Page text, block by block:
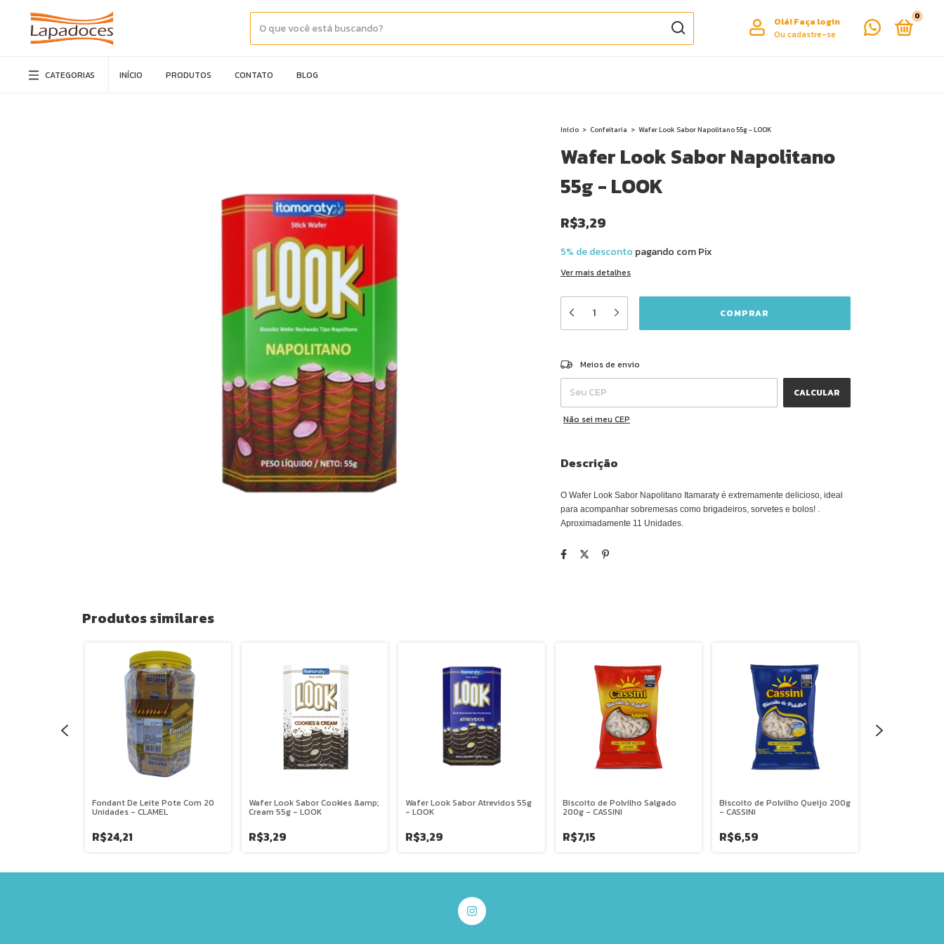
Olá!Faça login
Ou cadastre-se
0
CATEGORIAS INÍCIO PRODUTOS CONTATO BLOG
Início > Confeitaria > Wafer Look Sabor Napolitano 55g - LOOK
Wafer Look Sabor Napolitano
55g - LOOK
R$3,29
5% de desconto pagando com Pix
Ver mais detalhes
Entregas para o CEP:
Meios de envio
CALCULAR
Não sei meu CEP
Descrição
O Wafer Look Sabor Napolitano Itamaraty é extremamente delicioso, ideal
para acompanhar sobremesas como brigadeiros, sorvetes e bolos! .
Aproximadamente 11 Unidades.
Produtos similares
Fondant De Leite Pote Com 20
Unidades - CLAMEL
R$24,21
Wafer Look Sabor Cookies &amp;
Cream 55g - LOOK
R$3,29
Wafer Look Sabor Atrevidos 55g
- LOOK
R$3,29
Biscoito de Polvilho Salgado
200g - CASSINI
R$7,15
Biscoito de Polvilho Queijo 200g
- CASSINI
R$6,59